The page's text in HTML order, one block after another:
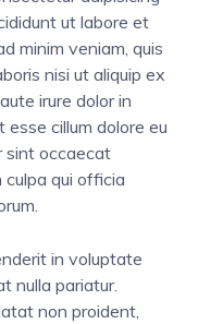
ut labore et
minim veniam, quis
nisi ut aliquip ex
irure dolor in
cillum dolore eu
sint occaecat
qui officia
in voluptate
nulla pariatur.
non proident,